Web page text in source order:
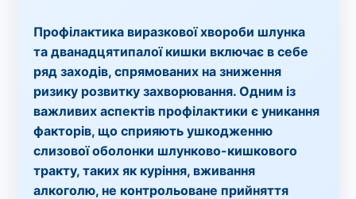
Профілактика виразкової хвороби шлунка
та дванадцятипалої кишки включає в себе
ряд заходів, спрямованих на зниження
ризику розвитку захворювання. Одним із
важливих аспектів профілактики є уникання
факторів, що сприяють ушкодженню
слизової оболонки шлунково-кишкового
тракту, таких як куріння, вживання
алкоголю, не контрольоване прийняття